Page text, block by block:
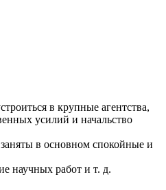
в крупные агентства,
усилий и начальство
в основном спокойные и
научных работ и т. д.